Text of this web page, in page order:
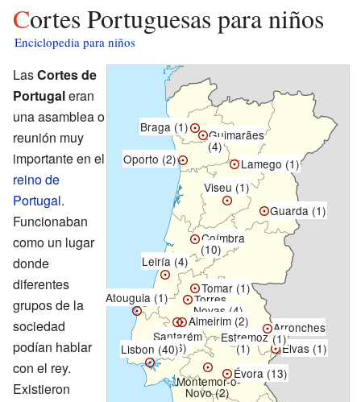
Cortes Portuguesas para niños
Enciclopedia para niños
Lamego (1)
Coímbra
(10)
Leiría (4)
Guimarães
(4)
Santarém
(16)
Évora (13)
Lisbon (40) Elvas (1)
Oporto (2)
Atouguia (1) Torres
Novas (4)
Braga (1)
Viseu (1)
Estremoz
(1)
Guarda (1)
Arronches
(1)
Montemor-o-
Novo (2)
Almeirim (2)
Tomar (1)
LasCortes de
Portugaleran
una asamblea o
reunión muy
importante en el
reino de
Portugal.
Funcionaban
como un lugar
donde
diferentes
grupos de la
sociedad
podían hablar
con el rey.
Existieron